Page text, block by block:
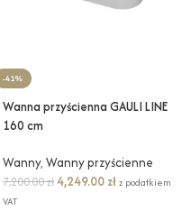
-41%
Wanna przyścienna GAULI LINE
160 cm
Wanny, Wanny przyścienne
7,200.00zł 4,249.00 złz podatkiem
VAT